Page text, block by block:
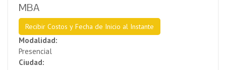
MBA
Recibir Costos y Fecha de Inicio al Instante
Modalidad:
Presencial
Ciudad: